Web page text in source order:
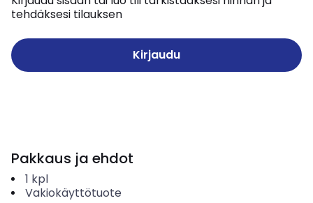
tehdäksesi tilauksen
Kirjaudu
Pakkaus ja ehdot
1 kpl
Vakiokäyttötuote